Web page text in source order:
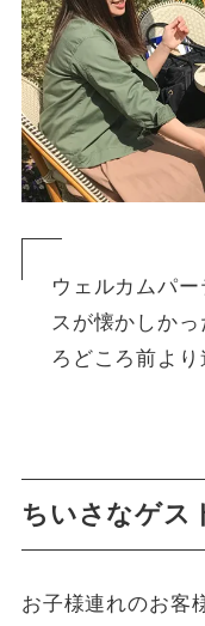
ウェルカムパ
スが懐かしか
ろどころ前より
ちいさなゲス
お子様連れのお客